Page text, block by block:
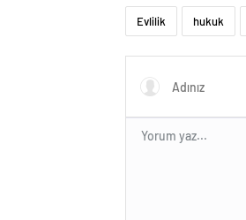
Evlilik hukuk